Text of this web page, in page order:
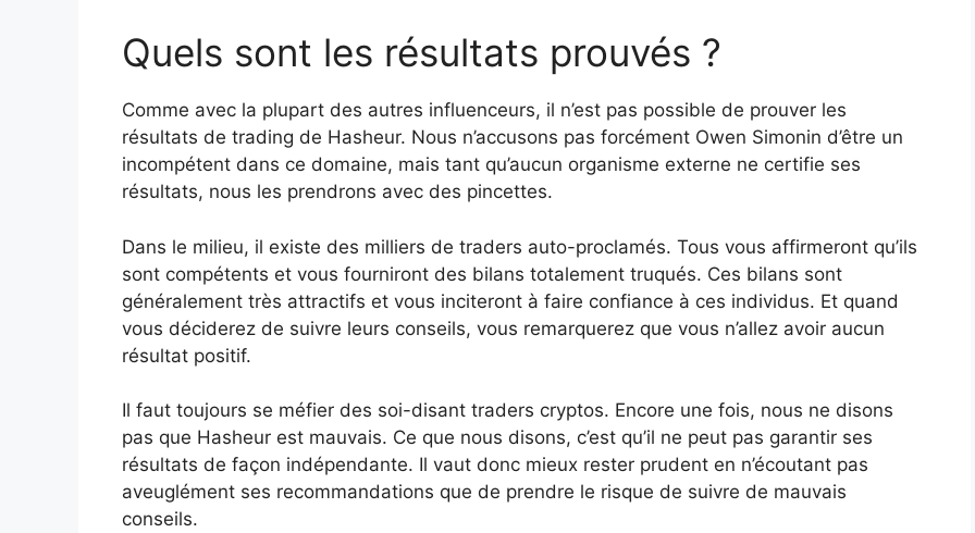
Quels sont les résultats prouvés ?
Comme avec la plupart des autres influenceurs, il n’est pas possible de prouver les
résultats de trading de Hasheur. Nous n’accusons pas forcément Owen Simonin d’être un
incompétent dans ce domaine, mais tant qu’aucun organisme externe ne certifie ses
résultats, nous les prendrons avec des pincettes.
Dans le milieu, il existe des milliers de traders auto-proclamés. Tous vous affirmeront qu’ils
sont compétents et vous fourniront des bilans totalement truqués. Ces bilans sont
généralement très attractifs et vous inciteront à faire confiance à ces individus. Et quand
vous déciderez de suivre leurs conseils, vous remarquerez que vous n’allez avoir aucun
résultat positif.
Il faut toujours se méfier des soi-disant traders cryptos. Encore une fois, nous ne disons
pas que Hasheur est mauvais. Ce que nous disons, c’est qu’il ne peut pas garantir ses
résultats de façon indépendante. Il vaut donc mieux rester prudent en n’écoutant pas
aveuglément ses recommandations que de prendre le risque de suivre de mauvais
conseils.